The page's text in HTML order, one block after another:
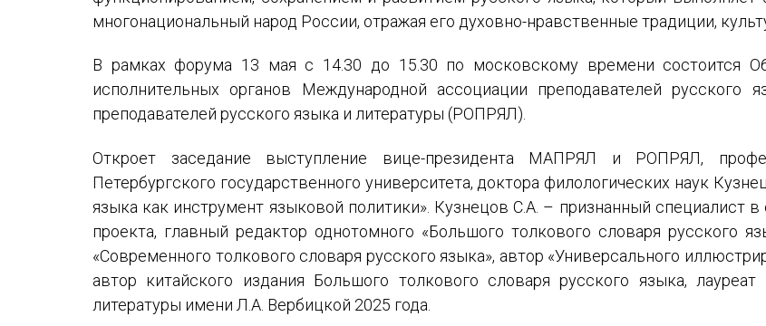
многонациональный народ России, отражая его духовно-нравственные традиции,
В рамках форума 13 мая с 14.30 до 15.30 по московскому времени состоится
исполнительных органов Международной ассоциации преподавателей
преподавателей русского языка и литературы (РОПРЯЛ).
Откроет заседание выступление вице-президента МАПРЯЛ и РОПРЯЛ,
Петербургского государственного университета, доктора филологических наук
языка как инструмент языковой политики». Кузнецов С.А. – признанный специалист
проекта, главный редактор однотомного «Большого толкового словаря русского
«Современного толкового словаря русского языка», автор «Универсального
автор китайского издания Большого толкового словаря русского языка,
литературы имени Л.А. Вербицкой 2025 года.